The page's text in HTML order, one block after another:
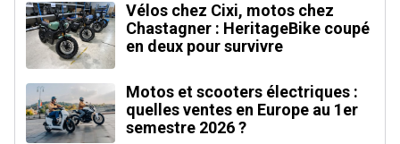
Vélos chez Cixi, motos chez
Chastagner : HeritageBike coupé
en deux pour survivre
Motos et scooters électriques :
quelles ventes en Europe au 1er
semestre 2026 ?